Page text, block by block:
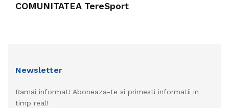
COMUNITATEA TereSport
Newsletter
Ramai informat! Aboneaza-te si primesti informatii in
timp real!